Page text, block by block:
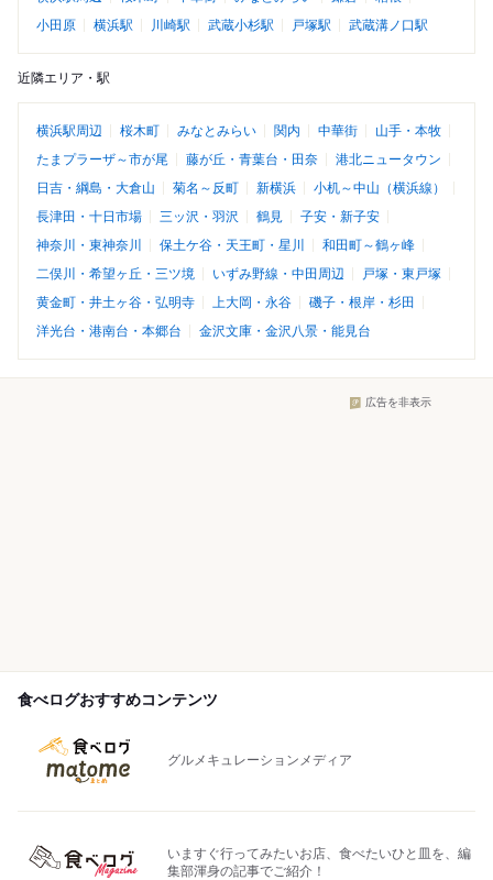
小田原
横浜駅 川崎駅 武蔵小杉駅 戸塚駅 武蔵溝ノ口駅
近隣エリア・駅
横浜駅周辺 桜木町 みなとみらい 関内 中華街
山手・本牧
たまプラーザ～市が尾
藤が丘・青葉台・田奈
港北ニュータウン
日吉・綱島・大倉山
菊名～反町 新横浜
小机～中山（横浜線）
長津田・十日市場
三ッ沢・羽沢 鶴見
子安・新子安
神奈川・東神奈川
保土ケ谷・天王町・星川
和田町～鶴ヶ峰
二俣川・希望ヶ丘・三ツ境
いずみ野線・中田周辺
戸塚・東戸塚
黄金町・井土ヶ谷・弘明寺
上大岡・永谷
磯子・根岸・杉田
洋光台・港南台・本郷台
金沢文庫・金沢八景・能見台
広告を非表示
食べログおすすめコンテンツ
グルメキュレーションメディア
いますぐ行ってみたいお店、食べたいひと皿を、編
集部渾身の記事でご紹介！